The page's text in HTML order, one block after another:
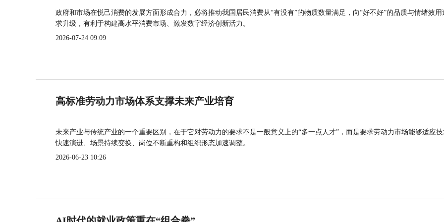
政府和市场在悦己消费的发展方面形成合力，必将推动我国居民消费从“有没有”的物质数量满足，向“好不好”的品质与情绪效用
求升级，有利于构建高水平消费市场、激发数字经济创新活力。
2026-07-24 09:09
高标准劳动力市场体系支撑未来产业培育
未来产业与传统产业的一个重要区别，在于它对劳动力的要求不是一般意义上的“多一点人才”，而是要求劳动力市场能够适应
快速演进、场景持续变换、岗位不断重构和组织形态加速调整。
2026-06-23 10:26